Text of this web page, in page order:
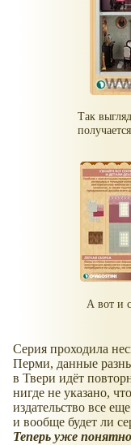
Так
А вот и
Серия проходила
Перми, данные
в Твери идёт
нигде не указано,
издательство все
и вообще будет ли
Теперь уже